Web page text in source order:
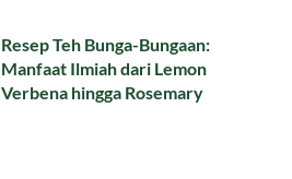
Resep Teh Bunga-Bungaan:
Manfaat Ilmiah dari Lemon
Verbena hingga Rosemary